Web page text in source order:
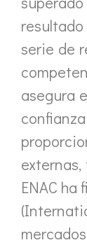
serie de
asegura
ENAC